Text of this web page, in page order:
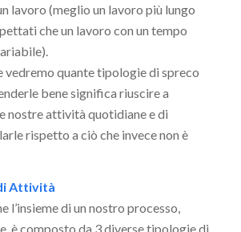
lavoro (meglio un lavoro più lungo
che un lavoro con un tempo
vedremo quante tipologie di spreco
bene significa riuscire a
nostre attività quotidiane e di
rispetto a ciò che invece non è
Attività
l’insieme di un nostro processo,
è composto da 3 diverse tipologie di